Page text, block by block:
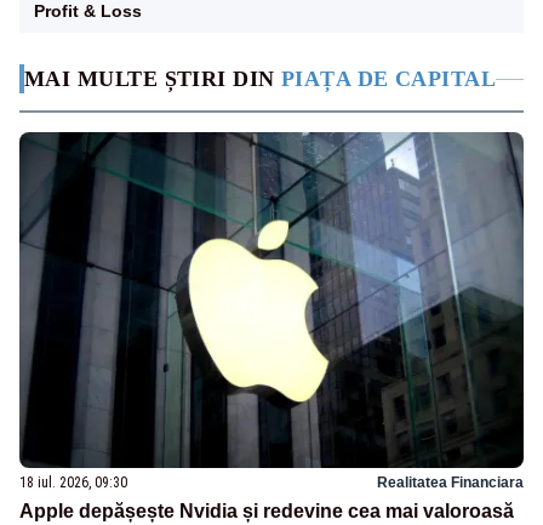
MAI MULTE ȘTIRI DIN PIAȚA DE CAPITAL
18 iul. 2026, 09:30 Realitatea Financiara
Apple depășește Nvidia și redevine cea mai valoroasă
Profit & Loss